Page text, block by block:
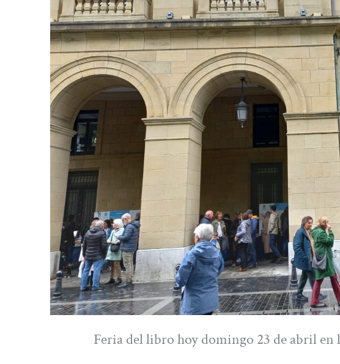
Feria del libro hoy domingo 23 de abril